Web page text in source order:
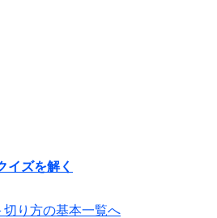
イズを解く
り方の基本一覧へ